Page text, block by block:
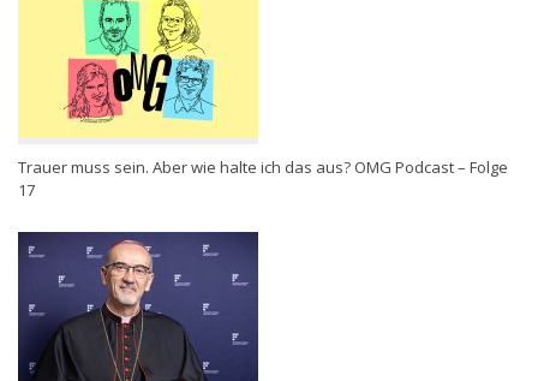
Trauer muss sein. Aber wie halte ich das aus? OMG Podcast – Folge
17